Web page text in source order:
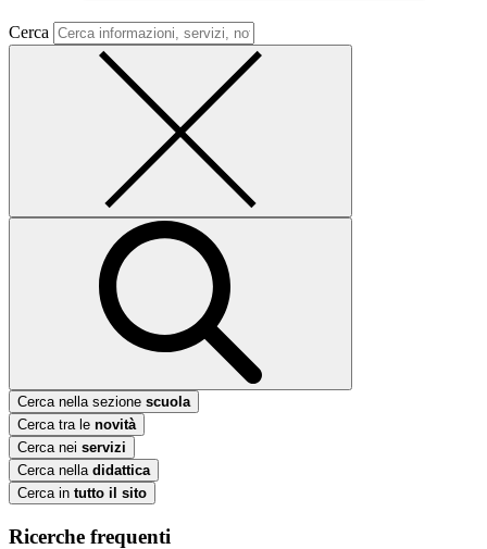
Cerca
Cerca nella sezione scuola
Cerca tra le novità
Cerca nei servizi
Cerca nella didattica
Cerca in tutto il sito
Ricerche frequenti